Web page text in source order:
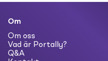
Om
Om oss
Vad är Portally?
Q&A